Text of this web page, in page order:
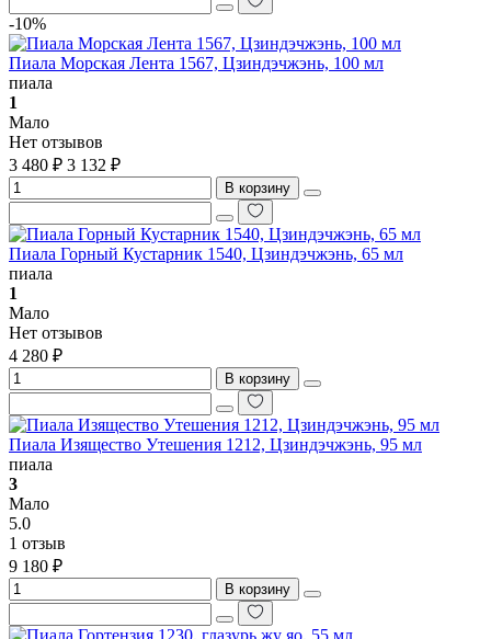
-10%
Пиала Морская Лента 1567, Цзиндэчжэнь, 100 мл
пиала
1
Мало
Нет отзывов
3 480 ₽ 3 132 ₽
В корзину
Пиала Горный Кустарник 1540, Цзиндэчжэнь, 65 мл
пиала
1
Мало
Нет отзывов
4 280 ₽
В корзину
Пиала Изящество Утешения 1212, Цзиндэчжэнь, 95 мл
пиала
3
Мало
5.0
1 отзыв
9 180 ₽
В корзину